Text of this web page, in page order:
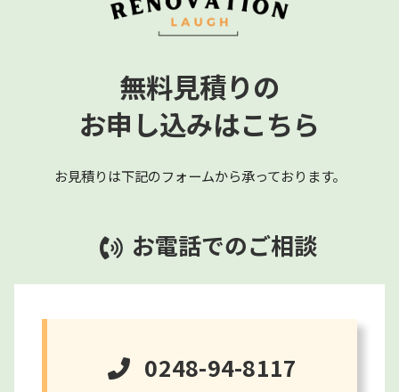
無料見積りの
お申し込みはこちら
お見積りは下記のフォームから承っております。
お電話でのご相談
0248-94-8117